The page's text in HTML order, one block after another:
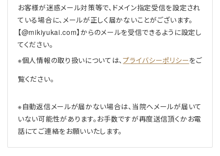
お客様が迷惑メール対策等で、ドメイン指定受信を設定され
ている場合に、メールが正しく届かないことがございます。
【@mikiyukai.com】からのメールを受信できるように設定し
てください。
※個人情報の取り扱いについては、プライバシーポリシーをご
覧ください。
※自動返信メールが届かない場合は、当院へメールが届いて
いない可能性があります。お手数ですが再度送信頂くかお電
話にてご連絡をお願いいたします。